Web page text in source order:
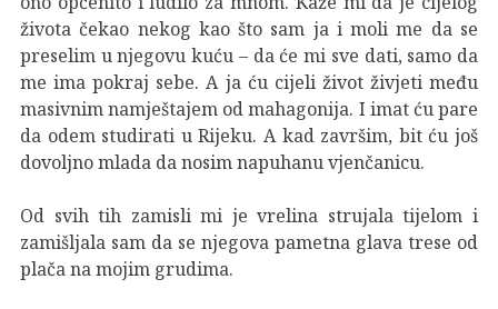
života čekao nekog kao što sam ja i moli me da se
preselim u njegovu kuću – da će mi sve dati, samo da
me ima pokraj sebe. A ja ću cijeli život živjeti među
masivnim namještajem od mahagonija. I imat ću pare
da odem studirati u Rijeku. A kad završim, bit ću još
dovoljno mlada da nosim napuhanu vjenčanicu.
Od svih tih zamisli mi je vrelina strujala tijelom i
zamišljala sam da se njegova pametna glava trese od
plača na mojim grudima.